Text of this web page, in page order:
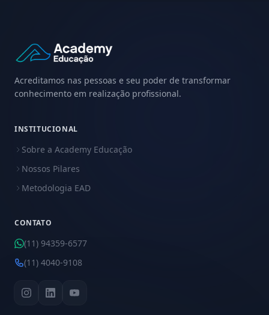
Acreditamos nas pessoas e seu poder de transformar
conhecimento em realização profissional.
INSTITUCIONAL
Sobre a Academy Educação
Nossos Pilares
Metodologia EAD
CONTATO
(11) 94359-6577
(11) 4040-9108